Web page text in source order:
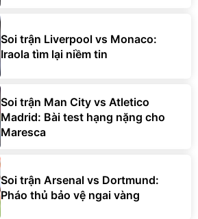
Soi trận Liverpool vs Monaco:
Iraola tìm lại niềm tin
Soi trận Man City vs Atletico
Madrid: Bài test hạng nặng cho
Maresca
Soi trận Arsenal vs Dortmund:
Pháo thủ bảo vệ ngai vàng